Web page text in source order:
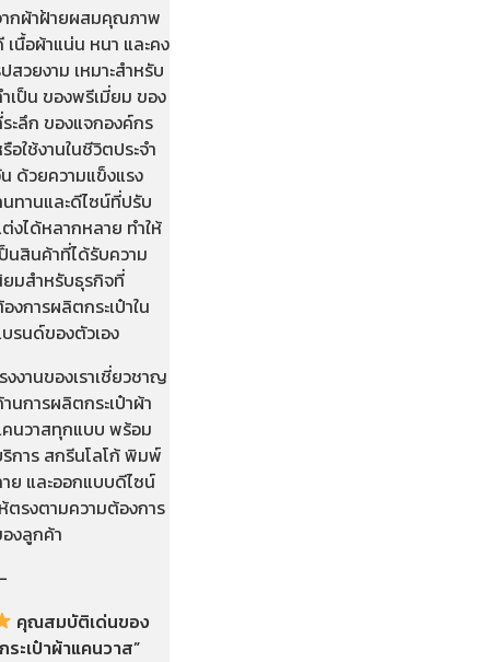
กผ้าฝ้ายผสมคุณภาพ
เนื้อผ้าแน่น หนา และคง
สวยงาม เหมาะสำหรับ
เป็น ของพรีเมี่ยม ของ
ะลึก ของแจกองค์กร
อใช้งานในชีวิตประจำ
ด้วยความแข็งแรง
ทานและดีไซน์ที่ปรับ
งได้หลากหลาย ทำให้
นสินค้าที่ได้รับความ
มสำหรับธุรกิจที่
งการผลิตกระเป๋าใน
รนด์ของตัวเอง
งงานของเราเชี่ยวชาญ
นการผลิตกระเป๋าผ้า
นวาสทุกแบบ พร้อม
การ สกรีนโลโก้ พิมพ์
ย และออกแบบดีไซน์
ตรงตามความต้องการ
งลูกค้า
คุณสมบัติเด่นของ
ระเป๋าผ้าแคนวาส”